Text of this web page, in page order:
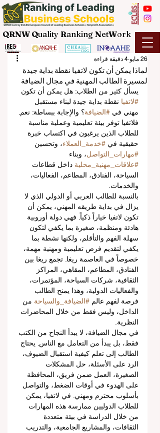
QRNW Quality Ranking NetWork
لماذا يمكن أن تكون لاتفيا نقطة بداية جيدة
لمسيرة الطالب المهنية في مجال الضيافة
26 مايو 4 دقيقة قراءة
يسأل كثير من الطلاب: هل يمكن أن تكون
#لاتفيا نقطة بداية جيدة لبناء مستقبل
مهني في #الضيافة؟ والإجابة ببساطة: نعم.
فلاتفيا توفر بيئة تعليمية وعملية مناسبة
للطلاب الذين يرغبون في اكتساب خبرة
حقيقية في #خدمة_العملاء، وتحسين
#مهارات_التواصل، وبناء
#علاقات_مهنية_محلية داخل قطاعات
السياحة، الفنادق، المطاعم، الفعاليات،
والخدمات.
بالنسبة للطالب العربي أو الدولي الذي لا
يزال في بداية طريقه المهني، يمكن أن
تكون لاتفيا خياراً ذكياً. فهي دولة أوروبية
هادئة ومنظمة، صغيرة بما يكفي لتكون
سهلة الفهم والتأقلم، ولكنها نشطة بما
يكفي لتقديم فرص تعليمية ومهنية مهمة،
خصوصاً في العاصمة ريغا. تجمع ريغا بين
الفنادق، المطاعم، المقاهي، المراكز
الثقافية، شركات السياحة، المؤتمرات،
والفعاليات الدولية، وهذا يمنح الطالب
فرصة لفهم عالم #الضيافة_والسياحة من
الداخل، وليس فقط من خلال المحاضرات
النظرية.
في مجال الضيافة، لا يبدأ النجاح من الكتب
فقط، بل يبدأ من التعامل مع الناس. يحتاج
الطالب إلى تعلم كيفية استقبال الضيوف،
الرد على الأسئلة، حل المشكلات
الصغيرة، العمل ضمن فريق، المحافظة
على الهدوء في أوقات الضغط، والتواصل
بأسلوب محترم ومهني. في لاتفيا، يمكن
للطلاب الدوليين ممارسة هذه المهارات
من خلال الدراسة في بيئة متعددة
الثقافات، والمشاريع الجامعية، والتدريب